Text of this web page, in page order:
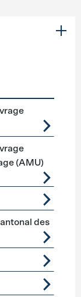
(AMU)
des